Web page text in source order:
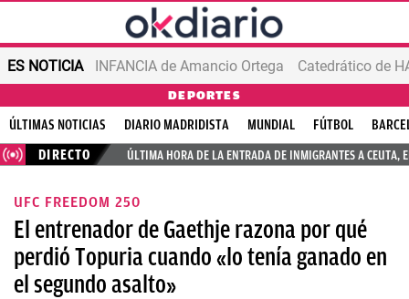
ES NOTICIA INFANCIA de Amancio Ortega
DEPORTES
ÚLTIMAS NOTICIAS DIARIO MADRIDISTA MUNDIAL FÚTBOL
DIRECTO
ÚLTIMA HORA DE LA ENTRADA DE INMIGRANTES A CEUTA,
UFC FREEDOM 250
El entrenador de Gaethje razona por qué
perdió Topuria cuando «lo tenía ganado en
el segundo asalto»